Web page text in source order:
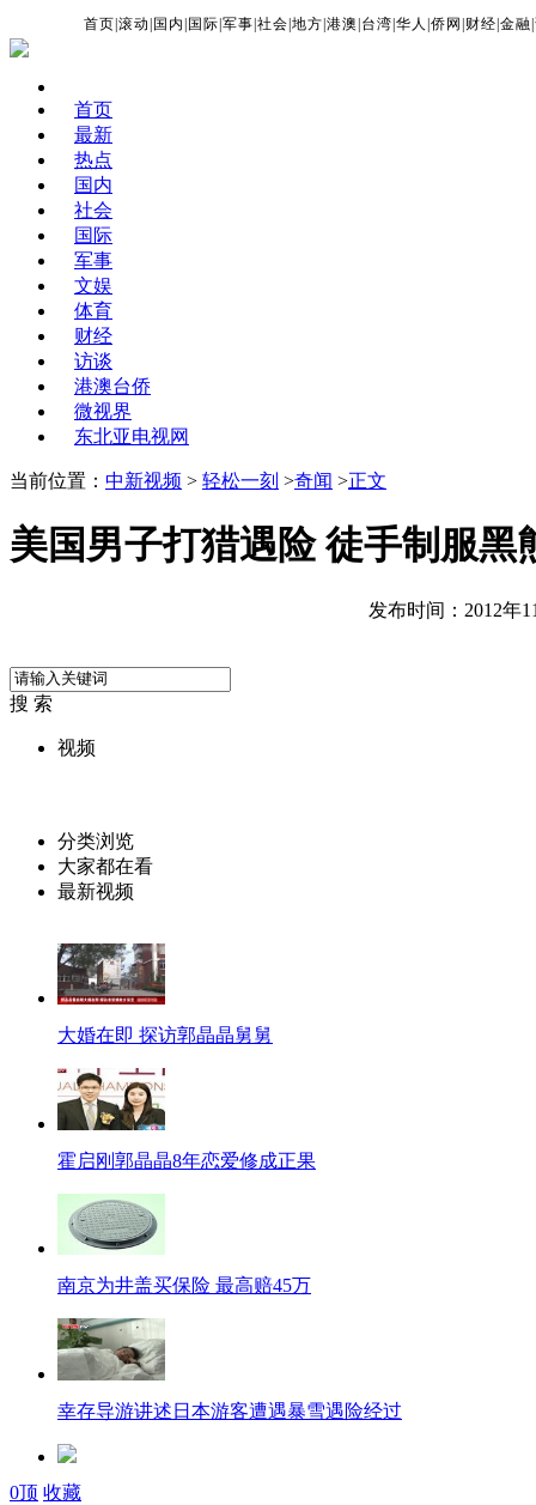
首页 |滚动 国内 国际 |军事 |社会 |地方 |港澳 台湾 |华人 |侨网 财经 |金融 |
首页
最新
热点
国内
社会
国际
军事
文娱
体育
财经
访谈
港澳台侨
微视界
东北亚电视网
当前位置： 中新视频 > 轻松一刻 >奇闻 >正文
美国男子打猎遇险 徒手制服黑
发布时间：2012年
搜 索
视频
分类浏览
大家都在看
最新视频
大婚在即 探访郭晶晶舅舅
霍启刚郭晶晶8年恋爱修成正果
南京为井盖买保险 最高赔45万
幸存导游讲述日本游客遭遇暴雪遇险经过
调查显示大多数90后愿意帮订盒饭
0顶 收藏